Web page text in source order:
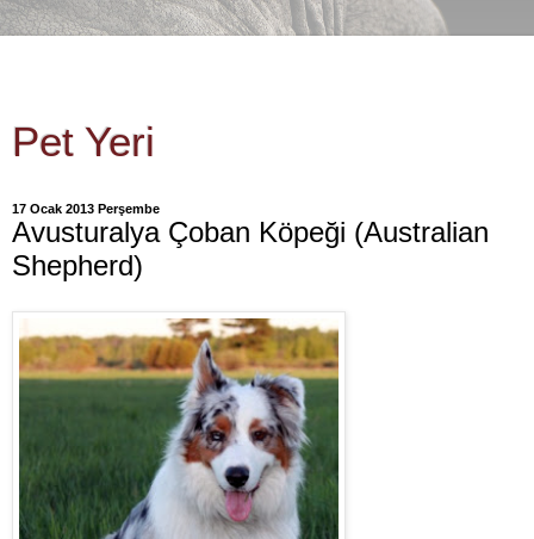
Pet Yeri
17 Ocak 2013 Perşembe
Avusturalya Çoban Köpeği (Australian
Shepherd)